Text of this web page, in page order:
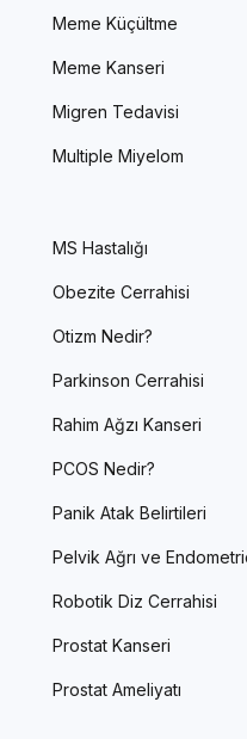
Meme Küçültme
Meme Kanseri
Migren Tedavisi
Multiple Miyelom
MS Hastalığı
Obezite Cerrahisi
Otizm Nedir?
Parkinson Cerrahisi
Rahim Ağzı Kanseri
PCOS Nedir?
Panik Atak Belirtileri
Pelvik Ağrı ve
Robotik Diz Cerrahisi
Prostat Kanseri
Prostat Ameliyatı